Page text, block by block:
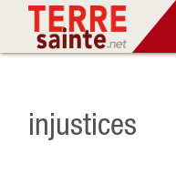
injustices